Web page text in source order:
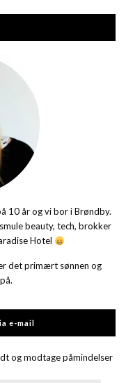
10 år og vi bor i Brøndby.
beauty, tech, brokker
Hotel
det primært sønnen og
e-mail
og modtage påmindelser